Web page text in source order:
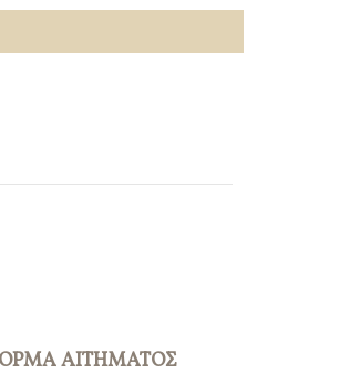
ΑΙΤΗΜΑΤΟΣ